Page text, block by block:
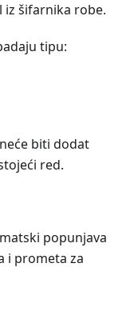
iz šifarnika robe.
tipu:
biti dodat
red.
popunjava
i prometa za